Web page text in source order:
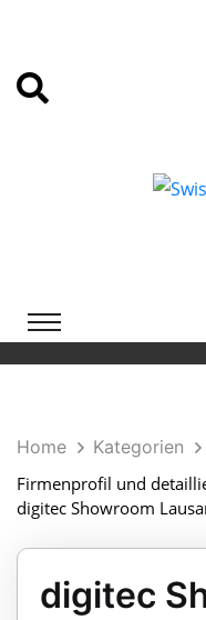
Home Kategorien
Firmenprofil und
digitec Showroom
digitec